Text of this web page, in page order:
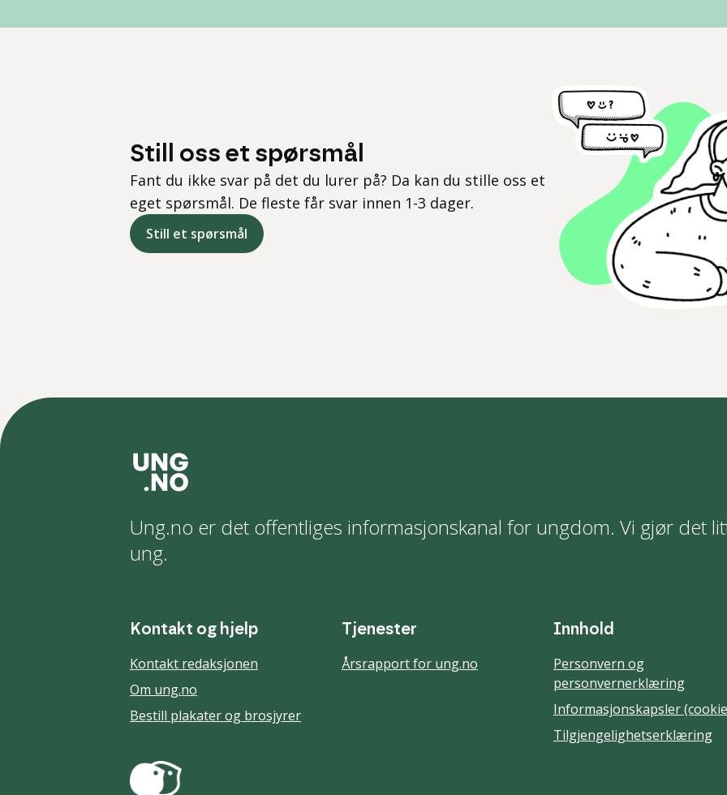
Still oss et spørsmål
Fant du ikke svar på det du lurer på? Da kan du stille oss et
eget spørsmål. De fleste får svar innen 1-3 dager.
Still et spørsmål
Ung.no er det offentliges informasjonskanal for ungdom. Vi gjør det
ung.
Kontakt og hjelp
Kontakt redaksjonen
Om ung.no
Bestill plakater og brosjyrer
Tjenester
Årsrapport for ung.no
Innhold
Personvern og
personvernerklæring
Informasjonskapsler
Tilgjengelighetserklæring